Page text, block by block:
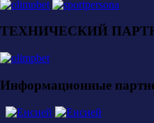
ТЕХНИЧЕСКИЙ
Информационные